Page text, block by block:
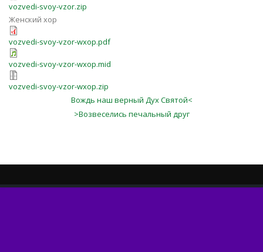
vozvedi-svoy-vzor.zip
Женский хор
vozvedi-svoy-vzor-wxop.pdf
vozvedi-svoy-vzor-wxop.mid
vozvedi-svoy-vzor-wxop.zip
Вождь наш верный Дух Святой<
>Возвеселись печальный друг